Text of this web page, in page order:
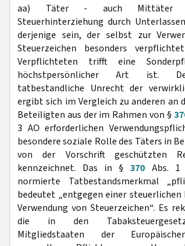
aa) Täter - auch Mittäter
Steuerhinterziehung durch
derjenige sein, der selbst zur
Steuerzeichen besonders
Verpflichteten trifft eine
höchstpersönlicher Art ist.
tatbestandliche Unrecht der
ergibt sich im Vergleich zu anderen an
Beteiligten aus der im Rahmen von §
3 AO erforderlichen
besondere soziale Rolle des Täters in
von der Vorschrift geschützten
kennzeichnet. Das in §370Abs. 1
normierte Tatbestandsmerkmal
bedeutet „entgegen einer
Verwendung von Steuerzeichen“. Es
die in den
Mitgliedstaaten der